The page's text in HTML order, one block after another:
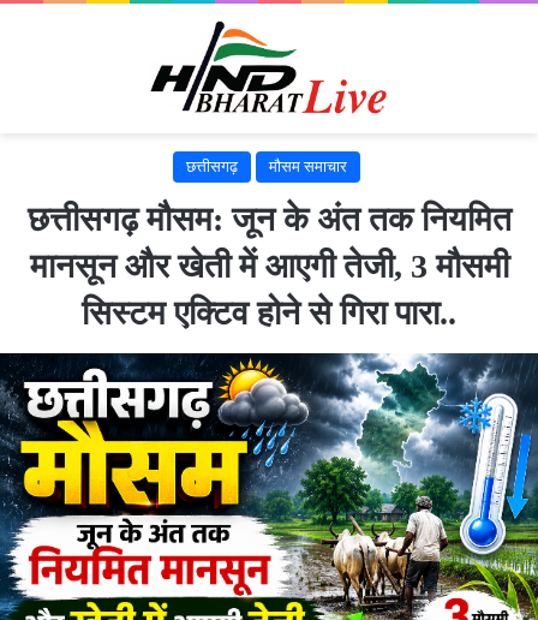
छत्तीसगढ़ मौसम समाचार
छत्तीसगढ़ मौसम: जून के अंत तक नियमित
मानसून और खेती में आएगी तेजी, 3 मौसमी
सिस्टम एक्टिव होने से गिरा पारा..